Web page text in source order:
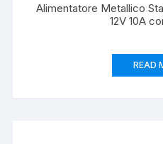
Alimentatore Metallico
12V 10A
READ